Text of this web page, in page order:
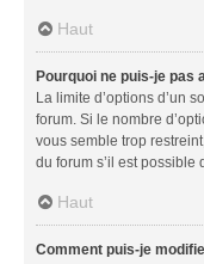
Haut
Pourquoi ne puis-je pas
La limite d’options d’un
forum. Si le nombre
vous semble trop
du forum s’il est possible
Haut
Comment puis-je